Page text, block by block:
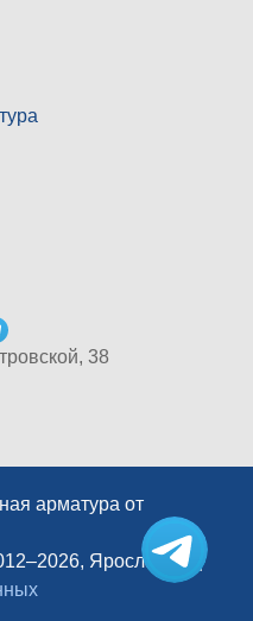
38
арматура от
Ярославль